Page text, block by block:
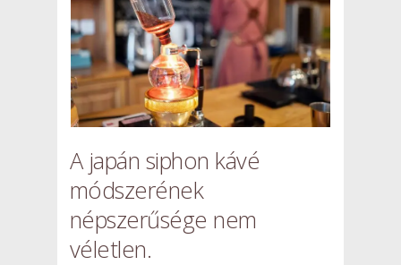
A japán siphon kávé
módszerének
népszerűsége nem
véletlen.